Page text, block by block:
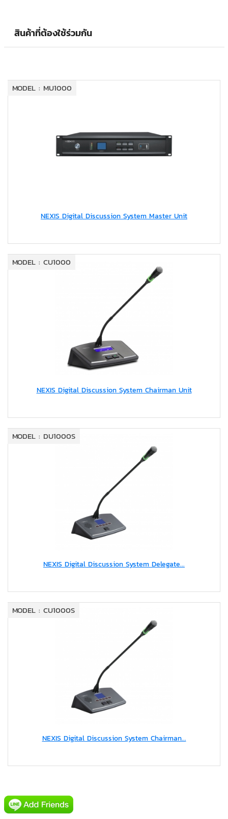
สินค้าที่ต้องใช้ร่วมกัน
MODEL : MU1000
NEXIS Digital Discussion System Master Unit
MODEL : CU1000
NEXIS Digital Discussion System Chairman Unit
MODEL : DU1000S
NEXIS Digital Discussion System Delegate...
MODEL : CU1000S
NEXIS Digital Discussion System Chairman...